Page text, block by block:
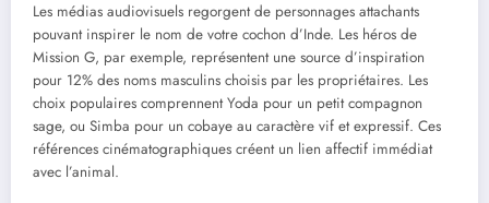
Les médias audiovisuels regorgent de personnages attachants
pouvant inspirer le nom de votre cochon d’Inde. Les héros de
Mission G, par exemple, représentent une source d’inspiration
pour 12% des noms masculins choisis par les propriétaires. Les
choix populaires comprennent Yoda pour un petit compagnon
sage, ou Simba pour un cobaye au caractère vif et expressif. Ces
références cinématographiques créent un lien affectif immédiat
avec l’animal.